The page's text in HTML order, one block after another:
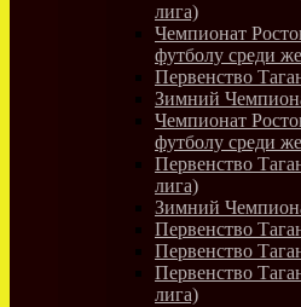
лига)
Чемпионат
футболу среди
Первенство
Зимний
Чемпионат
футболу среди
Первенство
лига)
Зимний
Первенство
Первенство
Первенство
лига)